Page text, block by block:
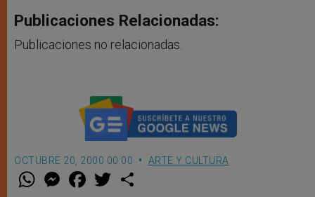
Publicaciones Relacionadas:
Publicaciones no relacionadas.
OCTUBRE 20, 2000 00:00 ARTE Y CULTURA
W M
e
F
a w